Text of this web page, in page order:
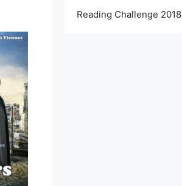
Reading Challenge 2018